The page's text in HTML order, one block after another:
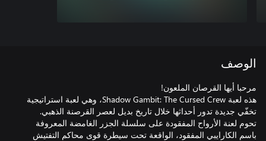
الوصف
هذه لعبة Shadow Gambit: The Cursed Crew، وهي لعبة استراتيجية
تحوم لعنة الأرواح المفقودة على سلسلة الجزر الغامضة المعروفة
باسم الكارايبي المفقود، الواقعة تحت سيطرة قوى محاكم التفتيش